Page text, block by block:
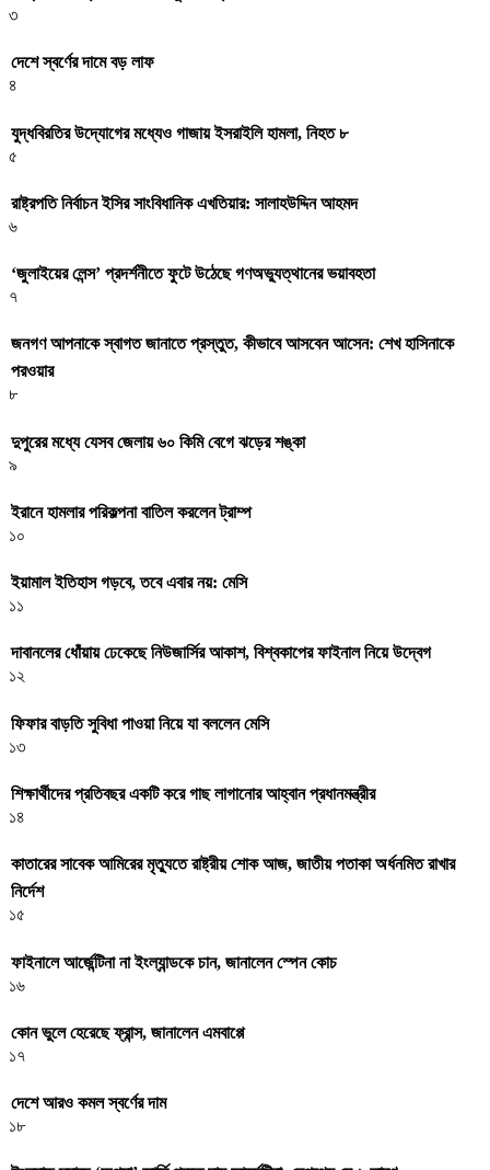
৩
দেশে স্বর্ণের দামে বড় লাফ
৪
যুদ্ধবিরতির উদ্যোগের মধ্যেও গাজায় ইসরাইলি হামলা, নিহত ৮
৫
রাষ্ট্রপতি নির্বাচন ইসির সাংবিধানিক এখতিয়ার: সালাহউদ্দিন আহমদ
৬
‘জুলাইয়ের লেন্স’ প্রদর্শনীতে ফুটে উঠেছে গণঅভ্যুত্থানের ভয়াবহতা
৭
জনগণ আপনাকে স্বাগত জানাতে প্রস্তুত, কীভাবে আসবেন আসেন: শেখ হাসিনাকে
পরওয়ার
৮
দুপুরের মধ্যে যেসব জেলায় ৬০ কিমি বেগে ঝড়ের শঙ্কা
৯
ইরানে হামলার পরিকল্পনা বাতিল করলেন ট্রাম্প
১০
ইয়ামাল ইতিহাস গড়বে, তবে এবার নয়: মেসি
১১
দাবানলের ধোঁয়ায় ঢেকেছে নিউজার্সির আকাশ, বিশ্বকাপের ফাইনাল নিয়ে উদ্বেগ
১২
ফিফার বাড়তি সুবিধা পাওয়া নিয়ে যা বললেন মেসি
১৩
শিক্ষার্থীদের প্রতিবছর একটি করে গাছ লাগানোর আহ্বান প্রধানমন্ত্রীর
১৪
কাতারের সাবেক আমিরের মৃত্যুতে রাষ্ট্রীয় শোক আজ, জাতীয় পতাকা অর্ধনমিত রাখার
নির্দেশ
১৫
ফাইনালে আর্জেন্টিনা না ইংল্যান্ডকে চান, জানালেন স্পেন কোচ
১৬
কোন ভুলে হেরেছে ফ্রান্স, জানালেন এমবাপ্পে
১৭
দেশে আরও কমল স্বর্ণের দাম
১৮